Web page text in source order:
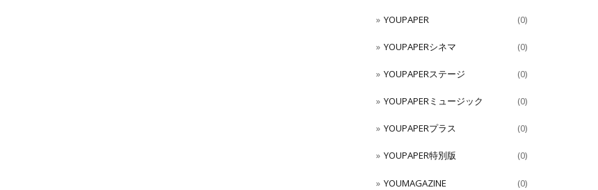
YOUPAPER (0)
YOUPAPERシネマ (0)
YOUPAPERステージ (0)
YOUPAPERミュージック (0)
YOUPAPERプラス (0)
YOUPAPER特別版 (0)
YOUMAGAZINE (0)